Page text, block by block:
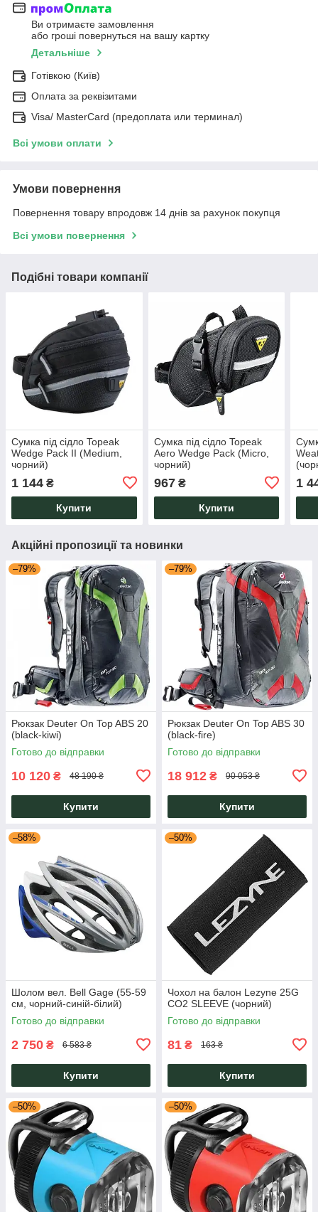
Ви отримаєте замовлення
або гроші повернуться на вашу картку
Детальніше
Готівкою (Київ)
Оплата за реквізитами
Visa/ MasterCard (предоплата или терминал)
Всі умови оплати
Умови повернення
Повернення товару впродовж 14 днів за рахунок покупця
Всі умови повернення
Подібні товари компанії
Сумка під сідло Topeak
Wedge Pack II (Medium,
чорний)
1 144 ₴
Купити
Сумка під сідло Topeak
Aero Wedge Pack (Micro,
чорний)
967₴
Купити
1
Акційні пропозиції та новинки
–79%
Рюкзак Deuter On Top ABS 20
(black-kiwi)
Готово до відправки
10 120 ₴ 48 190 ₴
Купити
–79%
Рюкзак Deuter On Top ABS 30
(black-fire)
Готово до відправки
18 912 ₴ 90 053 ₴
Купити
–58%
Шолом вел. Bell Gage (55-59
см, чорний-синій-білий)
Готово до відправки
2 750 ₴ 6 583 ₴
Купити
–50%
Чохол на балон Lezyne 25G
CO2 SLEEVE (чорний)
Готово до відправки
81 ₴ 163 ₴
Купити
–50% –50%